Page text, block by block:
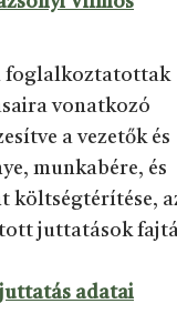
foglalkoztatottak
vonatkozó
a vezetők és
munkabére, és
költségtérítése,
juttatások
adatai